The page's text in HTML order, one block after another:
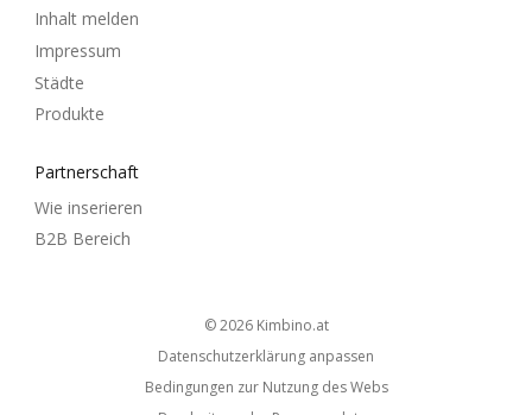
Inhalt melden
Impressum
Städte
Produkte
Partnerschaft
Wie inserieren
B2B Bereich
© 2026 kimbino.at
Datenschutzerklärung anpassen
Bedingungen zur Nutzung des Webs